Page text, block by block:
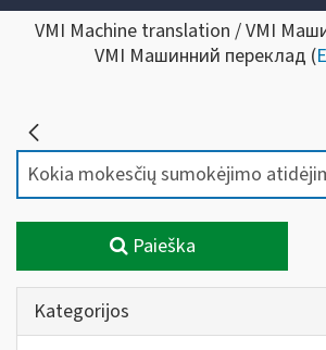
VMI Machine translation / VMI
VMI Машинний переклад (
Paieška
Kategorijos